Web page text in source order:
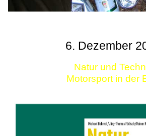
6. Dezember
Natur und
Motorsport in der